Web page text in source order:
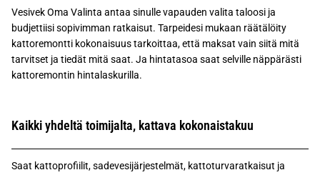
Vesivek Oma Valinta antaa sinulle vapauden valita taloosi ja
budjettiisi sopivimman ratkaisut. Tarpeidesi mukaan räätälöity
kattoremontti kokonaisuus tarkoittaa, että maksat vain siitä mitä
tarvitset ja tiedät mitä saat. Ja hintatasoa saat selville näppärästi
kattoremontin hintalaskurilla.
Kaikki yhdeltä toimijalta, kattava kokonaistakuu
Saat kattoprofiilit, sadevesijärjestelmät, kattoturvaratkaisut ja